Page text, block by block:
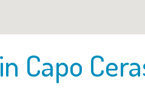
Capo